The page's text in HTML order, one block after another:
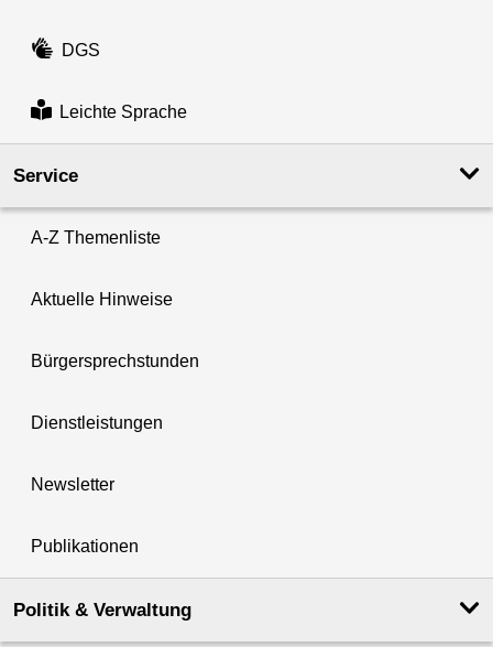
DGS
Leichte Sprache
Service
A-Z Themenliste
Aktuelle Hinweise
Bürgersprechstunden
Dienstleistungen
Newsletter
Publikationen
Politik & Verwaltung